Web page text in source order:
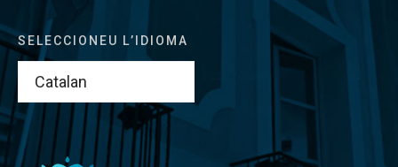
SELECCIONEU L’IDIOMA